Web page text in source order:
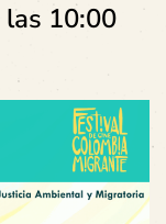
las 10:00